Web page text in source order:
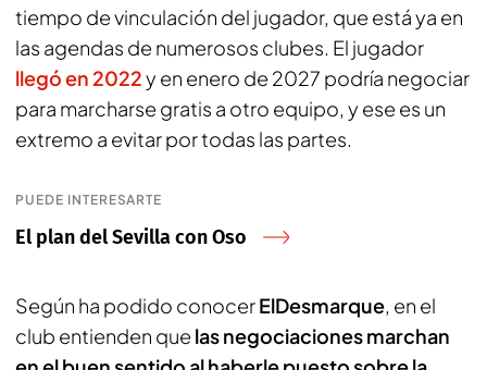
tiempo de vinculación del jugador, que está ya en
las agendas de numerosos clubes. El jugador
llegó en 2022y en enero de 2027 podría negociar
para marcharse gratis a otro equipo, y ese es un
extremo a evitar por todas las partes.
PUEDE INTERESARTE
El plan del Sevilla con Oso
Según ha podido conocerElDesmarque, en el
club entienden que las negociaciones marchan